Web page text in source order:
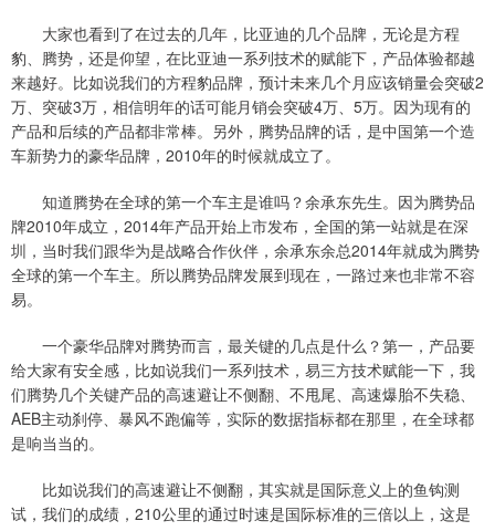
大家也看到了在过去的几年，比亚迪的几个品牌，无论是方程
豹、腾势，还是仰望，在比亚迪一系列技术的赋能下，产品体验都越
来越好。比如说我们的方程豹品牌，预计未来几个月应该销量会突破2
万、突破3万，相信明年的话可能月销会突破4万、5万。因为现有的
产品和后续的产品都非常棒。另外，腾势品牌的话，是中国第一个造
车新势力的豪华品牌，2010年的时候就成立了。
知道腾势在全球的第一个车主是谁吗？余承东先生。因为腾势品
牌2010年成立，2014年产品开始上市发布，全国的第一站就是在深
圳，当时我们跟华为是战略合作伙伴，余承东余总2014年就成为腾势
全球的第一个车主。所以腾势品牌发展到现在，一路过来也非常不容
易。
一个豪华品牌对腾势而言，最关键的几点是什么？第一，产品要
给大家有安全感，比如说我们一系列技术，易三方技术赋能一下，我
们腾势几个关键产品的高速避让不侧翻、不甩尾、高速爆胎不失稳、
AEB主动刹停、暴风不跑偏等，实际的数据指标都在那里，在全球都
是响当当的。
比如说我们的高速避让不侧翻，其实就是国际意义上的鱼钩测
试，我们的成绩，210公里的通过时速是国际标准的三倍以上，这是